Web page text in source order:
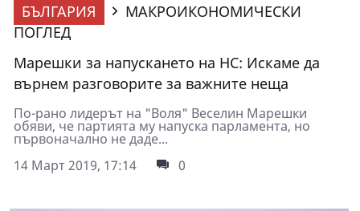
БЪЛГАРИЯ
МАКРОИКОНОМИЧЕСКИ
ПОГЛЕД
Марешки за напускането на НС: Искаме да
върнем разговорите за важните неща
По-рано лидерът на "Воля" Веселин Марешки
обяви, че партията му напуска парламента, но
първоначално не даде...
14 Март 2019, 17:14
0